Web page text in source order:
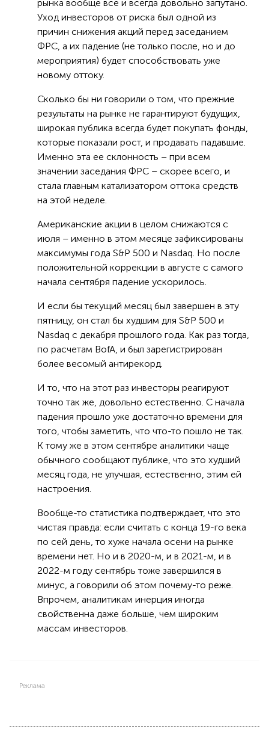
рынка вообще все и всегда довольно запутано.
Уход инвесторов от риска был одной из
причин снижения акций перед заседанием
ФРС, а их падение (не только после, но и до
мероприятия) будет способствовать уже
новому оттоку.
Сколько бы ни говорили о том, что прежние
результаты на рынке не гарантируют будущих,
широкая публика всегда будет покупать фонды,
которые показали рост, и продавать падавшие.
Именно эта ее склонность – при всем
значении заседания ФРС – скорее всего, и
стала главным катализатором оттока средств
на этой неделе.
Американские акции в целом снижаются с
июля – именно в этом месяце зафиксированы
максимумы года S&P 500 и Nasdaq. Но после
положительной коррекции в августе с самого
начала сентября падение ускорилось.
И если бы текущий месяц был завершен в эту
пятницу, он стал бы худшим для S&P 500 и
Nasdaq с декабря прошлого года. Как раз тогда,
по расчетам BofA, и был зарегистрирован
более весомый антирекорд.
И то, что на этот раз инвесторы реагируют
точно так же, довольно естественно. С начала
падения прошло уже достаточно времени для
того, чтобы заметить, что что-то пошло не так.
К тому же в этом сентябре аналитики чаще
обычного сообщают публике, что это худший
месяц года, не улучшая, естественно, этим ей
настроения.
Вообще-то статистика подтверждает, что это
чистая правда: если считать с конца 19-го века
по сей день, то хуже начала осени на рынке
времени нет. Но и в 2020-м, и в 2021-м, и в
2022-м году сентябрь тоже завершился в
минус, а говорили об этом почему-то реже.
Впрочем, аналитикам инерция иногда
свойственна даже больше, чем широким
массам инвесторов.
Реклама